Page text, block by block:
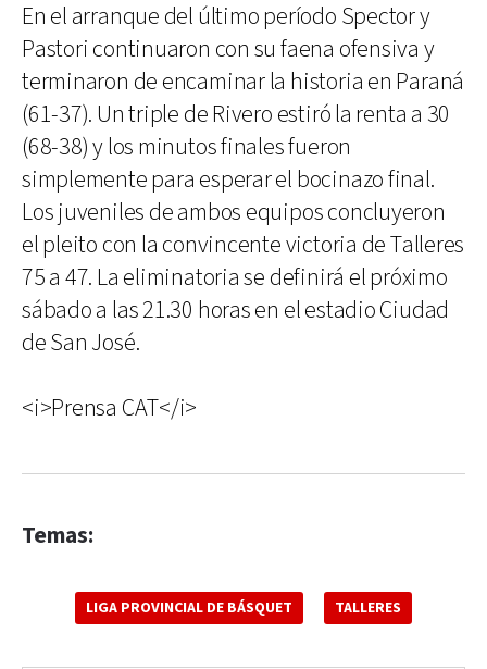
En el arranque del último período Spector y
Pastori continuaron con su faena ofensiva y
terminaron de encaminar la historia en Paraná
(61-37). Un triple de Rivero estiró la renta a 30
(68-38) y los minutos finales fueron
simplemente para esperar el bocinazo final.
Los juveniles de ambos equipos concluyeron
el pleito con la convincente victoria de Talleres
75 a 47. La eliminatoria se definirá el próximo
sábado a las 21.30 horas en el estadio Ciudad
de San José.
<i>Prensa CAT</i>
Temas:
LIGA PROVINCIAL DE BÁSQUET TALLERES